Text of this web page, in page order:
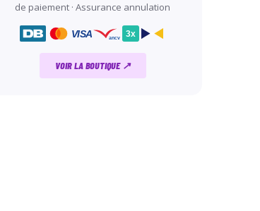
de paiement · Assurance annulation
VISA ancv 3x
VOIR LA BOUTIQUE ↗